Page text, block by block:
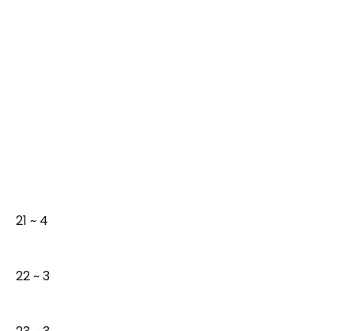
21 ~ 4
22 ~ 3